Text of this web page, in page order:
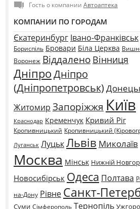
Гость о компании Автоаптека
КОМПАНИИ ПО ГОРОДАМ
Єкатеринбург Івано-Франківськ
Бориспіль Бровари Біла Церква
Воронеж Віддалено Вінниця
ДніпроДніпро
(Дніпропетровськ)
Житомир Запоріжжя Київ
Краснодар Кременчук Кривий Ріг
Кропивницький Кропивницький
Луганськ ЛуцькЛьвів Миколаїв
Москва Мінськ Нижній
Новосибірськ Одеса Полтава
на-Дону Рівне Санкт-
Суми Сімферополь Тернопіль